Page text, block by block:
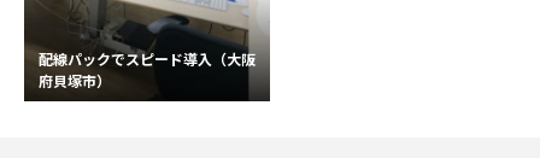
配線パックでスピード導入（大阪
府貝塚市）